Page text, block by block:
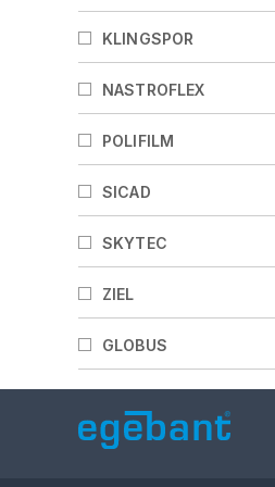
KLINGSPOR
NASTROFLEX
POLIFILM
SICAD
SKYTEC
ZIEL
GLOBUS